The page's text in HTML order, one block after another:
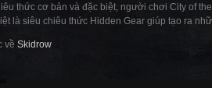
thức cơ bản và đặc biệt, người chơi City of
là siêu chiêu thức Hidden Gear giúp tạo ra
về Skidrow